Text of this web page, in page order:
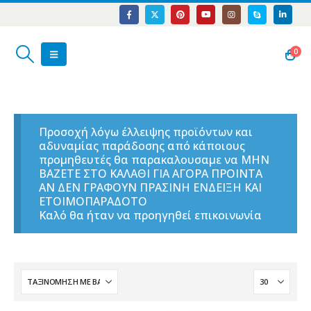
0
Προσοχή λόγω έλλειψης προϊόντων και
αδυναμίας παράδοσης από κάποιους
προμηθευτές θα παρακαλουσαμε να ΜΗΝ
ΒΑΖΕΤΕ ΣΤΟ ΚΑΛΑΘΙ ΓΙΑ ΑΓΟΡΑ ΠΡΟΙΝΤΑ
ΑΝ ΔΕΝ ΓΡΑΦΟΥΝ ΠΡΑΣΙΝΗ ΕΝΔΕΙΞΗ ΚΑΙ
ΕΤΟΙΜΟΠΑΡΑΔΟΤΟ
Καλό θα ήταν να προηγηθεί επικοινωνία